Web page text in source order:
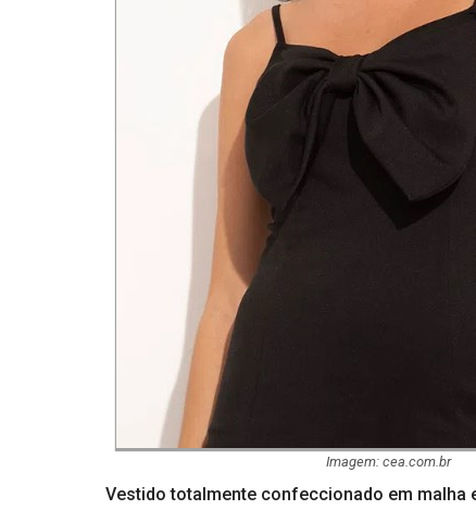
Imagem: cea.com.br
Vestido totalmente confeccionado em malha